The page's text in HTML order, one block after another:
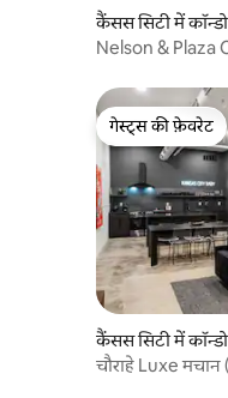
कैंसस सिटी में कॉन्डो
Nelson &
गेस्ट्स की फ़ेवरेट
गेस्ट्स की फ़ेवरेट
कैंसस सिटी में कॉन्डो
चौराहे Luxe